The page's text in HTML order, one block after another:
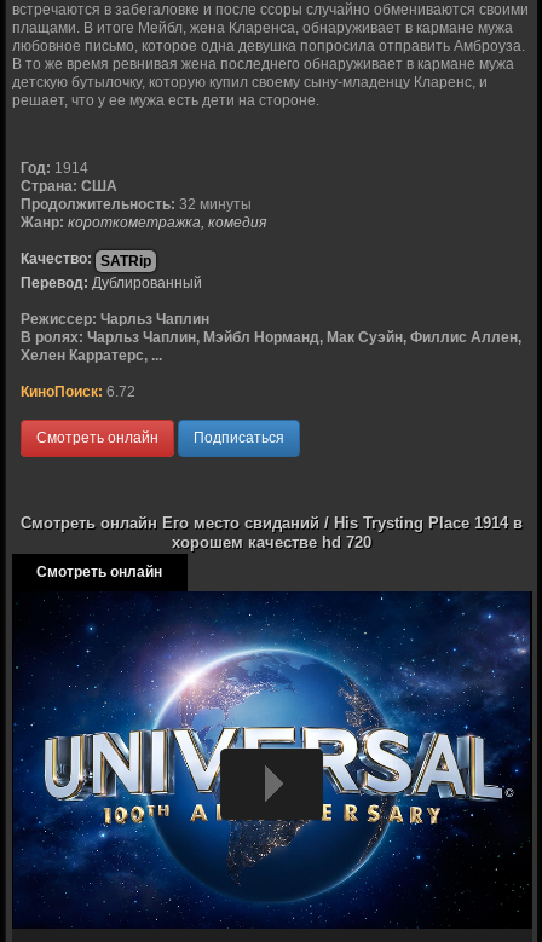
встречаются в забегаловке и после ссоры случайно обмениваются своими
плащами. В итоге Мейбл, жена Кларенса, обнаруживает в кармане мужа
любовное письмо, которое одна девушка попросила отправить Амброуза.
В то же время ревнивая жена последнего обнаруживает в кармане мужа
детскую бутылочку, которую купил своему сыну-младенцу Кларенс, и
решает, что у ее мужа есть дети на стороне.
Год: 1914
Страна: США
Продолжительность: 32 минуты
Жанр: короткометражка, комедия
Качество: SATRip
Перевод: Дублированный
Режиссер: Чарльз Чаплин
В ролях: Чарльз Чаплин, Мэйбл Норманд, Мак Суэйн, Филлис Аллен,
Хелен Карратерс, ...
КиноПоиск: 6.72
Смотреть онлайн Подписаться
Смотреть онлайн Его место свиданий / His Trysting Place 1914 в
хорошем качестве hd 720
Смотреть онлайн